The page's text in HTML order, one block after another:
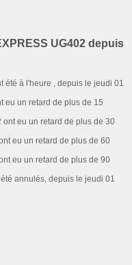
UG402 depuis
été à l'heure , depuis le jeudi 01
eu un retard de plus de 15
ont eu un retard de plus de 30
eu un retard de plus de 60
eu un retard de plus de 90
annulés, depuis le jeudi 01